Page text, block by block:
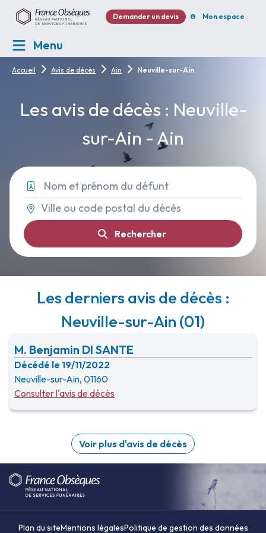
Demander un devis Mon espace
Menu
Accueil Avis de décès Ain Neuville-sur-Ain
Les avis de décès : Neuville-
sur-Ain - Ain
Rechercher
Les derniers avis de décès :
Neuville-sur-Ain (01)
M. Benjamin DI SANTE
Décédé le 19/11/2022
Neuville-sur-Ain, 01160
Consulter l'avis de décès
Voir plus d'avis de décès
Plan du siteMentions légalesPolitique de gestion des données